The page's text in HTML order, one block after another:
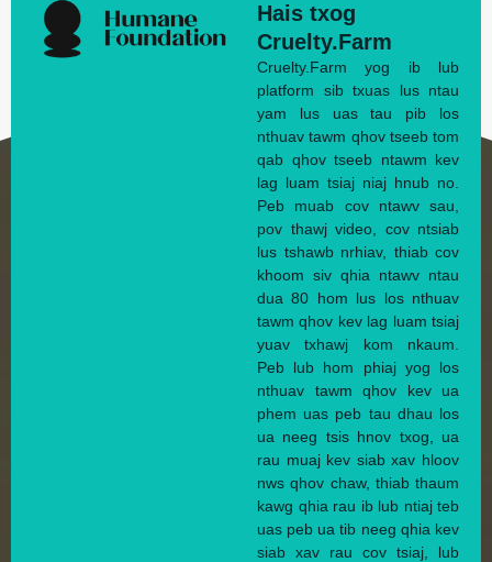
Hais txog
Cruelty.Farm
Cruelty.Farm yog ib lub
platform sib txuas lus ntau
yam lus uas tau pib los
nthuav tawm qhov tseeb tom
qab qhov tseeb ntawm kev
lag luam tsiaj niaj hnub no.
Peb muab cov ntawv sau,
pov thawj video, cov ntsiab
lus tshawb nrhiav, thiab cov
khoom siv qhia ntawv ntau
dua 80 hom lus los nthuav
tawm qhov kev lag luam tsiaj
yuav txhawj kom nkaum.
Peb lub hom phiaj yog los
nthuav tawm qhov kev ua
phem uas peb tau dhau los
ua neeg tsis hnov txog, ua
rau muaj kev siab xav hloov
nws qhov chaw, thiab thaum
kawg qhia rau ib lub ntiaj teb
uas peb ua tib neeg qhia kev
siab xav rau cov tsiaj, lub